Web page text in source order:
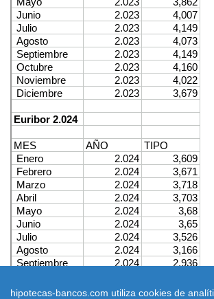
hipotecas-bancos.com utiliza cookies de